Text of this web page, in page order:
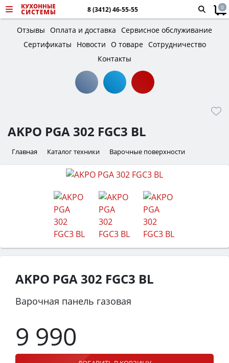
8 (3412) 46-55-55 0
Отзывы Оплата и доставка Сервисное обслуживание
Сертификаты
Новости О товаре Сотрудничество
Контакты
AKPO PGA 302 FGC3 BL
Главная Каталог техники Варочные поверхности
AKPO PGA 302 FGC3 BL
Варочная панель газовая
9 990